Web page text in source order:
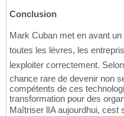
Conclusion
Mark Cuban met en avant un
toutes les lèvres, les
lexploiter correctement.
chance rare de devenir non
compétents de ces
transformation pour des
Maîtriser lIA aujourdhui,